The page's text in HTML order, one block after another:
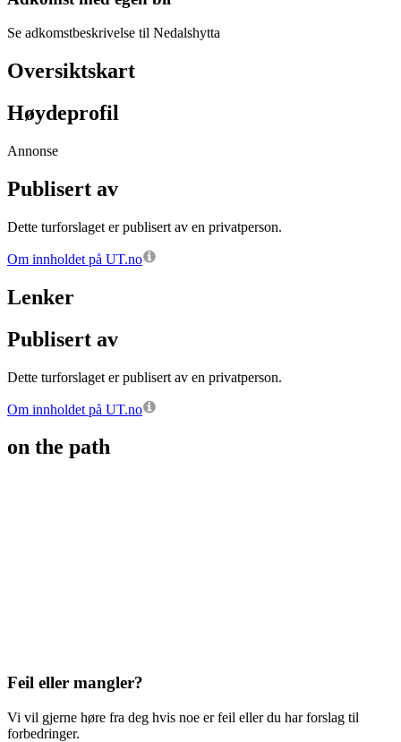
Se adkomstbeskrivelse til Nedalshytta
Oversiktskart
Høydeprofil
Annonse
Publisert av
Dette turforslaget er publisert av en privatperson.
Om innholdet på UT.no
Lenker
Publisert av
Dette turforslaget er publisert av en privatperson.
Om innholdet på UT.no
on the path
Feil eller mangler?
Vi vil gjerne høre fra deg hvis noe er feil eller du har forslag til
forbedringer.